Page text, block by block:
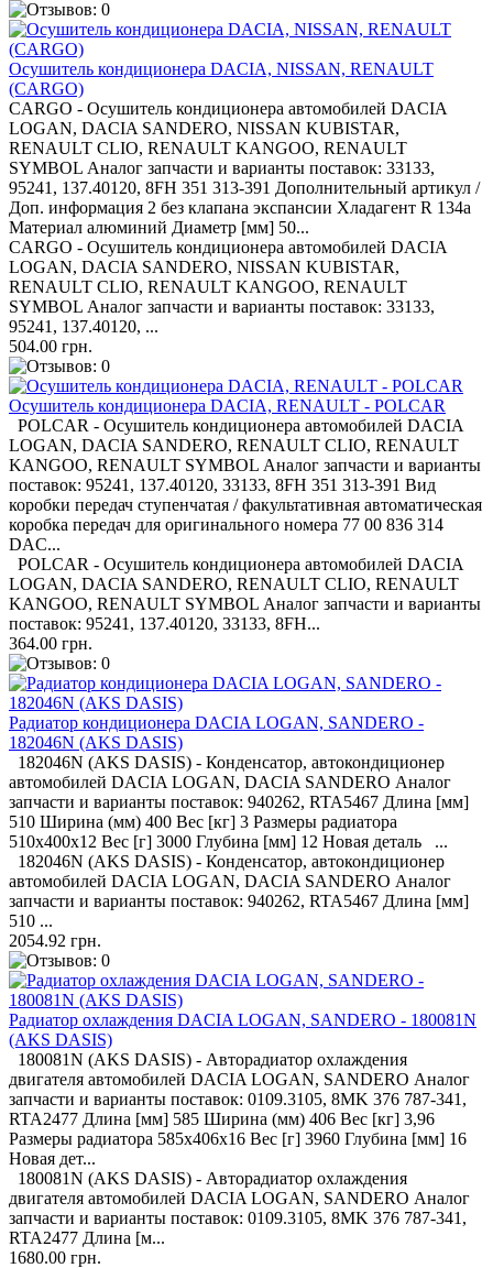
Осушитель кондиционера DACIA, NISSAN, RENAULT
(CARGO)
CARGO - Осушитель кондиционера автомобилей DACIA
LOGAN, DACIA SANDERO, NISSAN KUBISTAR,
RENAULT CLIO, RENAULT KANGOO, RENAULT
SYMBOL Аналог запчасти и варианты поставок: 33133,
95241, 137.40120, 8FH 351 313-391 Дополнительный артикул /
Доп. информация 2 без клапана экспансии Хладагент R 134a
Материал алюминий Диаметр [мм] 50...
CARGO - Осушитель кондиционера автомобилей DACIA
LOGAN, DACIA SANDERO, NISSAN KUBISTAR,
RENAULT CLIO, RENAULT KANGOO, RENAULT
SYMBOL Аналог запчасти и варианты поставок: 33133,
95241, 137.40120, ...
504.00 грн.
Осушитель кондиционера DACIA, RENAULT - POLCAR
POLCAR - Осушитель кондиционера автомобилей DACIA
LOGAN, DACIA SANDERO, RENAULT CLIO, RENAULT
KANGOO, RENAULT SYMBOL Аналог запчасти и варианты
поставок: 95241, 137.40120, 33133, 8FH 351 313-391 Вид
коробки передач ступенчатая / факультативная автоматическая
коробка передач для оригинального номера 77 00 836 314
DAC...
POLCAR - Осушитель кондиционера автомобилей DACIA
LOGAN, DACIA SANDERO, RENAULT CLIO, RENAULT
KANGOO, RENAULT SYMBOL Аналог запчасти и варианты
поставок: 95241, 137.40120, 33133, 8FH...
364.00 грн.
Радиатор кондиционера DACIA LOGAN, SANDERO -
182046N (AKS DASIS)
182046N (AKS DASIS) - Конденсатор, автокондиционер
автомобилей DACIA LOGAN, DACIA SANDERO Аналог
запчасти и варианты поставок: 940262, RTA5467 Длина [мм]
510 Ширина (мм) 400 Вес [кг] 3 Размеры радиатора
510x400x12 Вес [г] 3000 Глубина [мм] 12 Новая деталь ...
182046N (AKS DASIS) - Конденсатор, автокондиционер
автомобилей DACIA LOGAN, DACIA SANDERO Аналог
запчасти и варианты поставок: 940262, RTA5467 Длина [мм]
510 ...
2054.92 грн.
Радиатор охлаждения DACIA LOGAN, SANDERO - 180081N
(AKS DASIS)
180081N (AKS DASIS) - Авторадиатор охлаждения
двигателя автомобилей DACIA LOGAN, SANDERO Аналог
запчасти и варианты поставок: 0109.3105, 8MK 376 787-341,
RTA2477 Длина [мм] 585 Ширина (мм) 406 Вес [кг] 3,96
Размеры радиатора 585x406x16 Вес [г] 3960 Глубина [мм] 16
Новая дет...
180081N (AKS DASIS) - Авторадиатор охлаждения
двигателя автомобилей DACIA LOGAN, SANDERO Аналог
запчасти и варианты поставок: 0109.3105, 8MK 376 787-341,
RTA2477 Длина [м...
1680.00 грн.